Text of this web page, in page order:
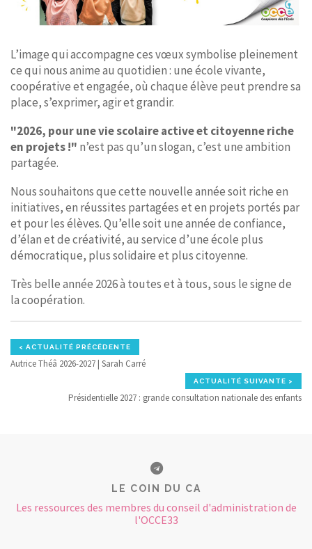
L’image qui accompagne ces vœux symbolise pleinement
ce qui nous anime au quotidien : une école vivante,
coopérative et engagée, où chaque élève peut prendre sa
place, s’exprimer, agir et grandir.
"2026, pour une vie scolaire active et citoyenne riche
en projets !" n’est pas qu’un slogan, c’est une ambition
partagée.
Nous souhaitons que cette nouvelle année soit riche en
initiatives, en réussites partagées et en projets portés par
et pour les élèves. Qu’elle soit une année de confiance,
d’élan et de créativité, au service d’une école plus
démocratique, plus solidaire et plus citoyenne.
Très belle année 2026 à toutes et à tous, sous le signe de
la coopération.
< ACTUALITÉ PRÉCÉDENTE
Autrice Théâ 2026-2027 | Sarah Carré
ACTUALITÉ SUIVANTE >
Présidentielle 2027 : grande consultation nationale des enfants
LE COIN DU CA
Les ressources des membres du conseil d'administration de
l'OCCE33